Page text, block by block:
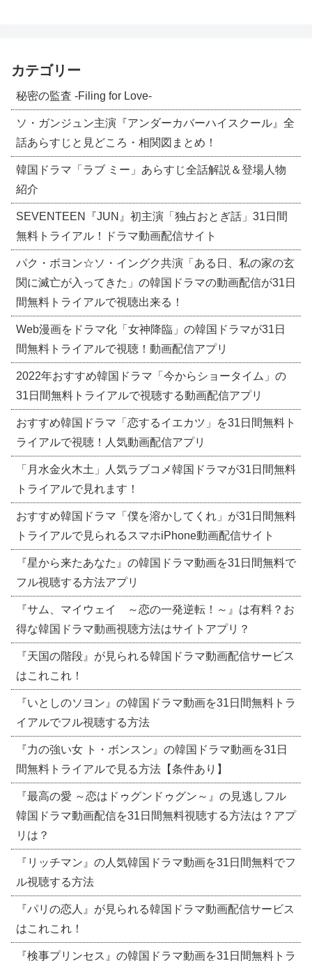
カテゴリー
秘密の監査 -Filing for Love-
ソ・ガンジュン主演『アンダーカバーハイスクール』全
話あらすじと見どころ・相関図まとめ！
韓国ドラマ「ラブ ミー」あらすじ全話解説＆登場人物
紹介
SEVENTEEN『JUN』初主演「独占おとぎ話」31日間
無料トライアル！ドラマ動画配信サイト
パク・ボヨン☆ソ・イングク共演「ある日、私の家の玄
関に滅亡が入ってきた」の韓国ドラマの動画配信が31日
間無料トライアルで視聴出来る！
Web漫画をドラマ化「女神降臨」の韓国ドラマが31日
間無料トライアルで視聴！動画配信アプリ
2022年おすすめ韓国ドラマ「今からショータイム」の
31日間無料トライアルで視聴する動画配信アプリ
おすすめ韓国ドラマ「恋するイエカツ」を31日間無料ト
ライアルで視聴！人気動画配信アプリ
「月水金火木土」人気ラブコメ韓国ドラマが31日間無料
トライアルで見れます！
おすすめ韓国ドラマ「僕を溶かしてくれ」が31日間無料
トライアルで見られるスマホiPhone動画配信サイト
『星から来たあなた』の韓国ドラマ動画を31日間無料で
フル視聴する方法アプリ
『サム、マイウェイ ～恋の一発逆転！～』は有料？お
得な韓国ドラマ動画視聴方法はサイトアプリ？
『天国の階段』が見られる韓国ドラマ動画配信サービス
はこれこれ！
『いとしのソヨン』の韓国ドラマ動画を31日間無料トラ
イアルでフル視聴する方法
『力の強い女 ト・ボンスン』の韓国ドラマ動画を31日
間無料トライアルで見る方法【条件あり】
『最高の愛 ～恋はドゥグンドゥグン～』の見逃しフル
韓国ドラマ動画配信を31日間無料視聴する方法は？アプ
リは？
『リッチマン』の人気韓国ドラマ動画を31日間無料でフ
ル視聴する方法
『パリの恋人』が見られる韓国ドラマ動画配信サービス
はこれこれ！
『検事プリンセス』の韓国ドラマ動画を31日間無料トラ